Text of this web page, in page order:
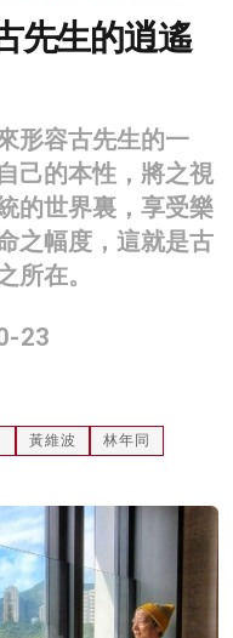
先生的逍遙
形容古先生的一
己的本性，將之視
的世界裏，享受樂
之幅度，這就是古
所在。
23
黃維波
林年同